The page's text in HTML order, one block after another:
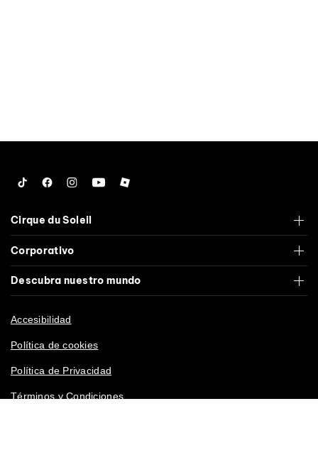
TiktokFacebook
Instagram
YouTubeRoblox
Cirque du Soleil
Corporativo
Descubra nuestro mundo
Accesibilidad
Política de cookies
Política de Privacidad
Términos y Condiciones